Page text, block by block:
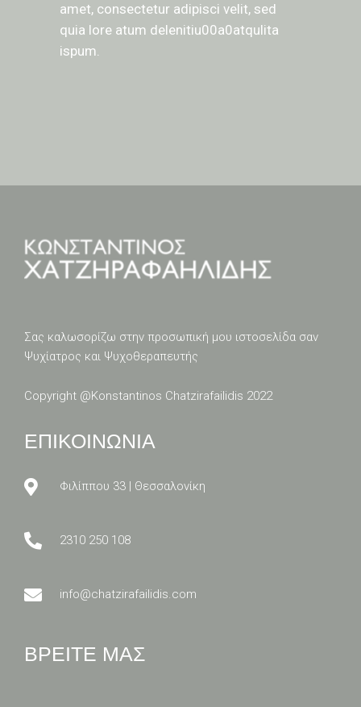
amet, consectetur adipisci velit, sed
quia lore atum delenitiu00a0atqulita
ispum.
Σας καλωσορίζω στην προσωπική μου ιστοσελίδα σαν
Ψυχίατρος και Ψυχοθεραπευτής
Copyright @Konstantinos Chatzirafailidis 2022
ΕΠΙΚΟΙΝΩΝΙΑ
Φιλίππου 33 | Θεσσαλονίκη
2310 250 108
info@chatzirafailidis.com
ΒΡΕΙΤΕ ΜΑΣ